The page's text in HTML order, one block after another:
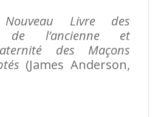
Livre des
de l’ancienne et
des Maçons
(James Anderson,